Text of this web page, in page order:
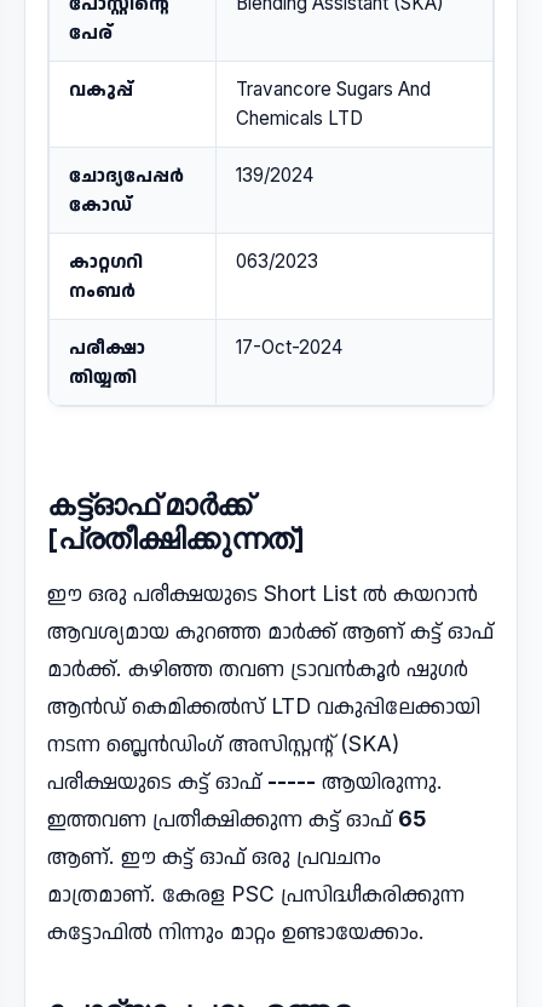
പേര്
വകുപ്പ്
Travancore Sugars And
Chemicals LTD
ചോദ്യപേപ്പർ
കോഡ്
139/2024
കാറ്റഗറി
നംബർ
063/2023
പരീക്ഷാ
തിയ്യതി
17-Oct-2024
കട്ട്ഓഫ് മാർക്ക്
[പ്രതീക്ഷിക്കുന്നത്]
ഈ ഒരു പരീക്ഷയുടെ Short List ൽ കയറാൻ
ആവശ്യമായ കുറഞ്ഞ മാർക്ക് ആണ് കട്ട് ഓഫ്
മാർക്ക്. കഴിഞ്ഞ തവണ ട്രാവൻകൂർ ഷുഗർ
ആൻഡ് കെമിക്കൽസ് LTD വകുപ്പിലേക്കായി
നടന്ന ബ്ലെൻഡിംഗ് അസിസ്റ്റന്റ് (SKA)
പരീക്ഷയുടെ കട്ട് ഓഫ് ----- ആയിരുന്നു.
ഇത്തവണ പ്രതീക്ഷിക്കുന്ന കട്ട് ഓഫ് 65
ആണ്. ഈ കട്ട് ഓഫ് ഒരു പ്രവചനം
മാത്രമാണ്. കേരള PSC പ്രസിദ്ധീകരിക്കുന്ന
കട്ടോഫിൽ നിന്നും മാറ്റം ഉണ്ടായേക്കാം.